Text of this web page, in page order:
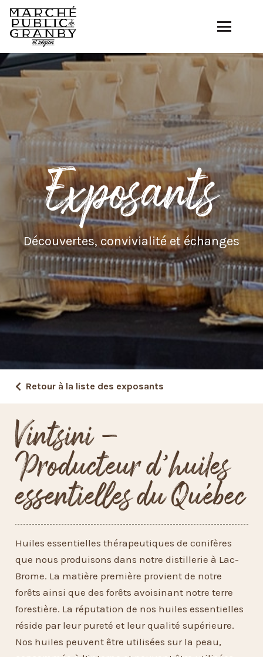
Exposants
Découvertes, convivialité et échanges
Retour à la liste des exposants
Vintsini –
Producteur d’huiles
essentielles du Québec
Huiles essentielles thérapeutiques de conifères
que nous produisons dans notre distillerie à Lac-
Brome. La matière première provient de notre
forêts ainsi que des forêts avoisinant notre terre
forestière. La réputation de nos huiles essentielles
réside par leur pureté et leur qualité supérieure.
Nos huiles peuvent être utilisées sur la peau,